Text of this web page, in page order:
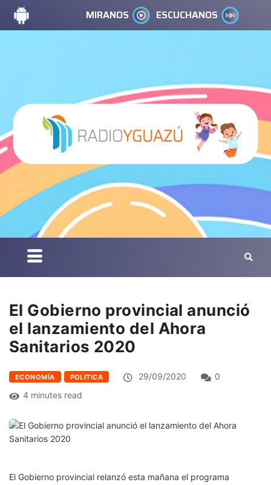
MIRANOS ESCUCHANOS
El Gobierno provincial anunció
el lanzamiento del Ahora
Sanitarios 2020
ECONOMÍA POLITICA 29/09/2020
0
4 minutes read
El Gobierno provincial relanzó esta mañana el programa